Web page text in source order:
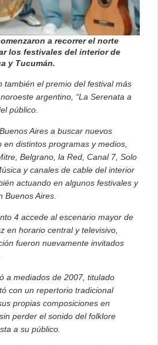
a recorrer el norte
los festivales del interior de
y Tucumán.
también el premio del festival más
argentino, “La Serenata a
público.
Aires a buscar nuevos
en distintos programas y medios,
Belgrano, la Red, Canal 7, Solo
y canales de cable del interior
actuando en algunos festivales y
Buenos Aires.
4 accede al escenario mayor de
en horario central y televisivo,
fueron nuevamente invitados
a mediados de 2007, titulado
con un repertorio tradicional
propias composiciones en
perder el sonido del folklore
a su público.